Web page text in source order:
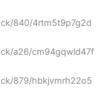
840/4rtm5t9p7g2d
a26/cm94gqwld47f
879/hbkjvmrh22o5